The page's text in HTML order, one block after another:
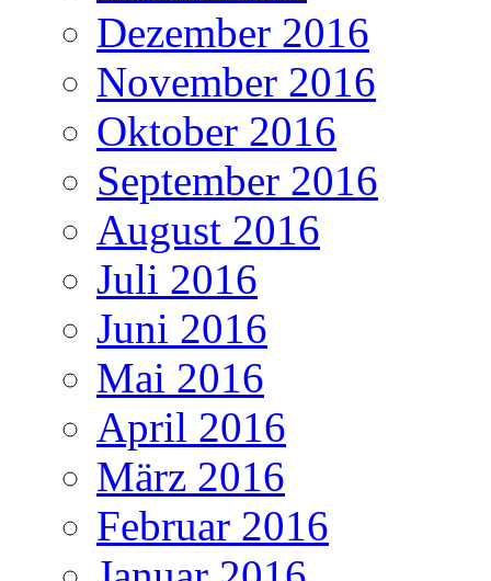
Dezember 2016
November 2016
Oktober 2016
September 2016
August 2016
Juli 2016
Juni 2016
Mai 2016
April 2016
März 2016
Februar 2016